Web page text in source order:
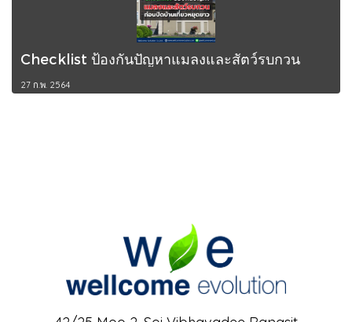
Checklist ป้องกันปัญหาแมลงและสัตว์รบกวน
27 ก.พ. 2564